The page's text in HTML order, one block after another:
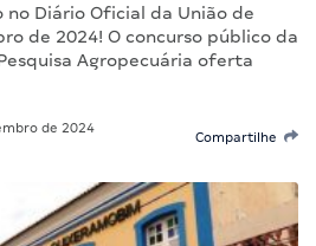
Diário Oficial da União de
de 2024! O concurso público da
Agropecuária oferta
de 2024
Compartilhe